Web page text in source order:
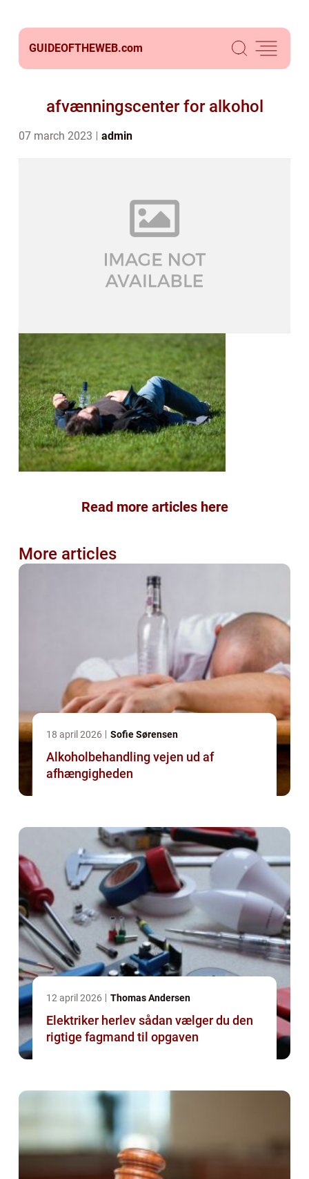
GUIDEOFTHEWEB.com
afvænningscenter for alkohol
07 march 2023 admin
Read more articles here
More articles
18 april 2026 Sofie Sørensen
Alkoholbehandling vejen ud af
afhængigheden
12 april 2026 Thomas Andersen
Elektriker herlev sådan vælger du den
rigtige fagmand til opgaven